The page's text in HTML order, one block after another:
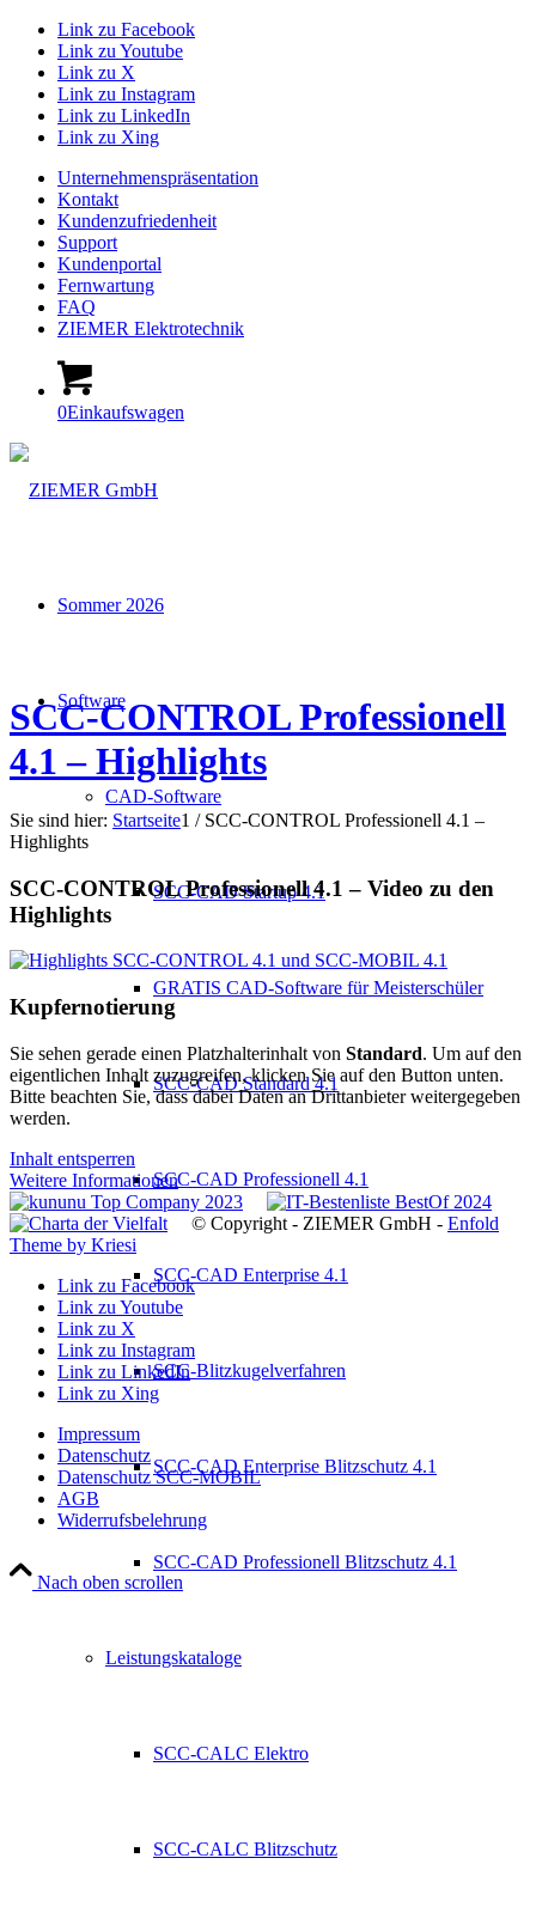
Link zu Facebook
Link zu Youtube
Link zu X
Link zu Instagram
Link zu LinkedIn
Link zu Xing
Unternehmenspräsentation
Kontakt
Kundenzufriedenheit
Support
Kundenportal
Fernwartung
FAQ
ZIEMER Elektrotechnik
0Einkaufswagen
Sommer 2026
Software
CAD-Software
SCC-CAD Startup 4.1
GRATIS CAD-Software für Meisterschüler
SCC-CAD Standard 4.1
SCC-CAD Professionell 4.1
SCC-CAD Enterprise 4.1
SCC-Blitzkugelverfahren
SCC-CAD Enterprise Blitzschutz 4.1
SCC-CAD Professionell Blitzschutz 4.1
Leistungskataloge
SCC-CALC Elektro
SCC-CALC Blitzschutz
SCC-CONTROL Professionell
4.1 – Highlights
Sie sind hier: Startseite1 / SCC-CONTROL Professionell 4.1 –
Highlights
SCC-CONTROL Professionell 4.1 – Video zu den
Highlights
Kupfernotierung
Sie sehen gerade einen Platzhalterinhalt von Standard. Um auf den
eigentlichen Inhalt zuzugreifen, klicken Sie auf den Button unten.
Bitte beachten Sie, dass dabei Daten an Drittanbieter weitergegeben
werden.
Inhalt entsperren
Weitere Informationen
© Copyright - ZIEMER GmbH - Enfold
Theme by Kriesi
Link zu Facebook
Link zu Youtube
Link zu X
Link zu Instagram
Link zu LinkedIn
Link zu Xing
Impressum
Datenschutz
Datenschutz SCC-MOBIL
AGB
Widerrufsbelehrung
Nach oben scrollen